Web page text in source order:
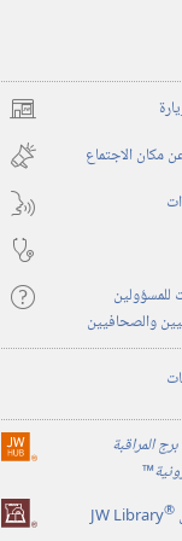
(يفتح
نافذة
جديدة)
مكان الاجتماع
للمسؤولين
والصحافيين
المراقبة
™
(يفتح
جديدة)
®
JW Library